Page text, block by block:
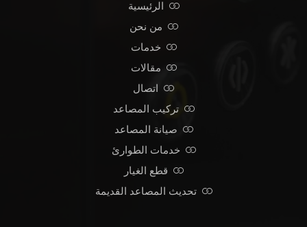
الرئيسية
من نحن
خدمات
مقالات
اتصال
تركيب المصاعد
صيانة المصاعد
خدمات الطوارئ
قطع الغيار
تحديث المصاعد القديمة